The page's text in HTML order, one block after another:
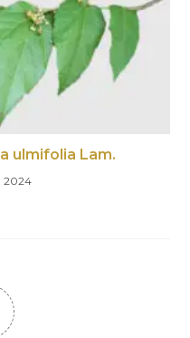
ulmifolia Lam.
2024